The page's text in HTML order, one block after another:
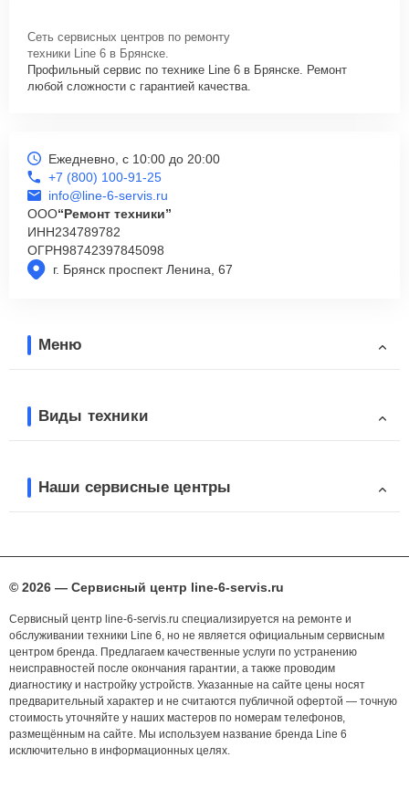
Сеть сервисных центров по ремонту
техники Line 6 в Брянске.
Профильный сервис по технике Line 6 в Брянске. Ремонт
любой сложности с гарантией качества.
г. Брянск проспект Ленина, 67
Ежедневно, с 10:00 до 20:00
+7 (800) 100-91-25
info@line-6-servis.ru
ООО“Ремонт техники”
ИНН234789782
ОГРН98742397845098
Меню
Виды техники
Наши сервисные центры
© 2026 — Сервисный центр line-6-servis.ru
Сервисный центр line-6-servis.ru специализируется на ремонте и
обслуживании техники Line 6, но не является официальным сервисным
центром бренда. Предлагаем качественные услуги по устранению
неисправностей после окончания гарантии, а также проводим
диагностику и настройку устройств. Указанные на сайте цены носят
предварительный характер и не считаются публичной офертой — точную
стоимость уточняйте у наших мастеров по номерам телефонов,
размещённым на сайте. Мы используем название бренда Line 6
исключительно в информационных целях.